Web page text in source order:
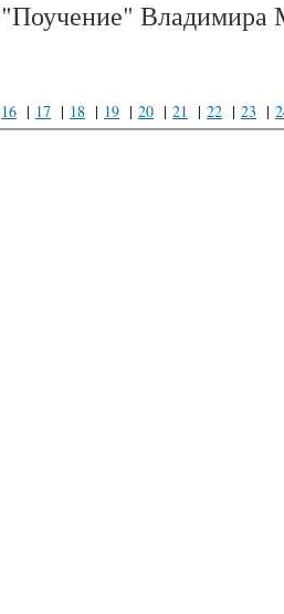
Владимира
16 | 17 | 18 | 19 | 20 | 21 | 22 | 23 |